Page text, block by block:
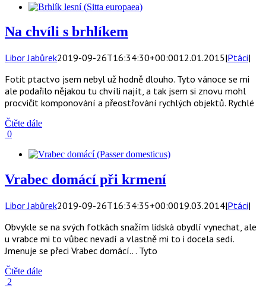
Na chvíli s brhlíkem
Libor Jabůrek2019-09-26T16:34:30+00:0012.01.2015|Ptáci|
Fotit ptactvo jsem nebyl už hodně dlouho. Tyto vánoce se mi
ale podařilo nějakou tu chvíli najít, a tak jsem si znovu mohl
procvičit komponování a přeostřování rychlých objektů. Rychlé
Čtěte dále
0
Vrabec domácí při krmení
Libor Jabůrek2019-09-26T16:34:35+00:0019.03.2014|Ptáci|
Obvykle se na svých fotkách snažím lidská obydlí vynechat, ale
u vrabce mi to vůbec nevadí a vlastně mi to i docela sedí.
Jmenuje se přeci Vrabec domácí.. . Tyto
Čtěte dále
2